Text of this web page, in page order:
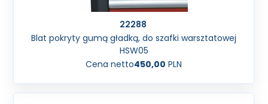
22288
Blat pokryty gumą gładką, do szafki warsztatowej
HSW05
Cena netto450,00 PLN